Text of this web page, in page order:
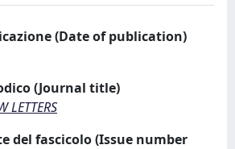
(Date of publication)
(Journal title)
LETTERS
del fascicolo (Issue number